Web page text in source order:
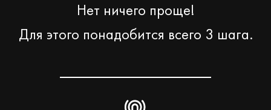
Нет ничего проще!
Для этого понадобится всего 3 шага.